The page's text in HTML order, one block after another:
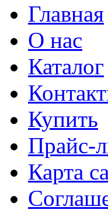
Главная
О нас
Каталог
Купить
Прайс-
Карта